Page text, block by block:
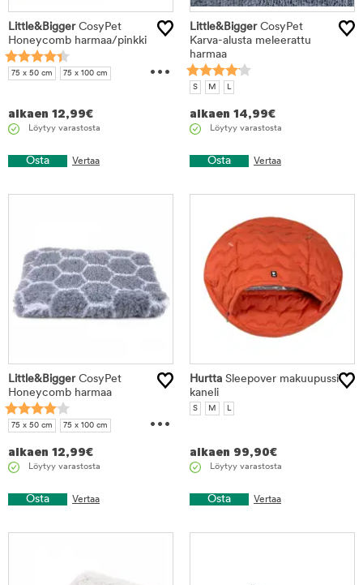
Little&BiggerCosyPet
Honeycomb harmaa/pinkki
75 x 50 cm
75 x 100 cm
...
alkaen 12,99€
Löytyy varastosta
Osta Vertaa
Little&BiggerCosyPet
Karva-alusta meleerattu
harmaa
S M L
alkaen 14,99€
Löytyy varastosta
Osta Vertaa
Little&BiggerCosyPet
Honeycomb harmaa
75 x 50 cm
75 x 100 cm
...
alkaen 12,99€
Löytyy varastosta
Osta Vertaa
Hurtta Sleepover makuupussi
kaneli
S M L
alkaen 99,90€
Löytyy varastosta
Osta Vertaa